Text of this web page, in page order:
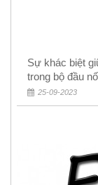
Sự khác biệt
trong bộ đầu
25-09-2023